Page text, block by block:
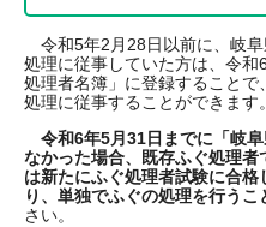
令和5年2月28日以前に、岐
処理に従事していた方は、令
処理者名簿」に登録すること
処理に従事することができます。
令和6年5月31日までに「岐
なかった場合、既存ふぐ処理
は新たにふぐ処理者試験に合
り、単独でふぐの処理を行うこ
さい。